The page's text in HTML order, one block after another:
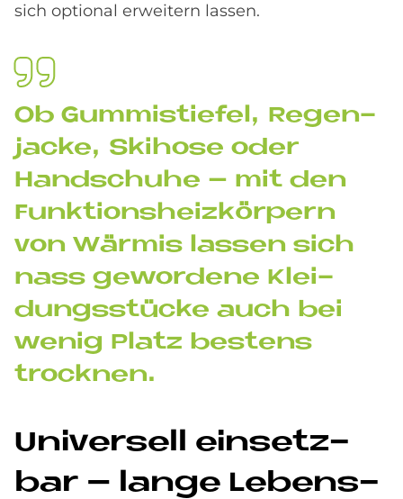
sich optional erweitern lassen.
Ob Gum­mi­stie­fel, Re­gen­
jacke, Ski­ho­se oder
Hand­schu­he – mit den
Funk­ti­ons­heiz­kör­pern
von Wär­mis las­sen sich
nass ge­wor­de­ne Klei­
dungs­stücke auch bei
we­nig Pla­tz be­stens
trock­nen.
Uni­ver­sell ein­setz­
bar – lan­ge Le­bens­